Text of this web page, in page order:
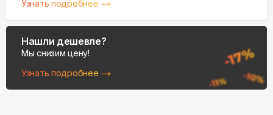
Узнать подробнее
Нашли дешевле?
Мы снизим цену!
Узнать подробнее